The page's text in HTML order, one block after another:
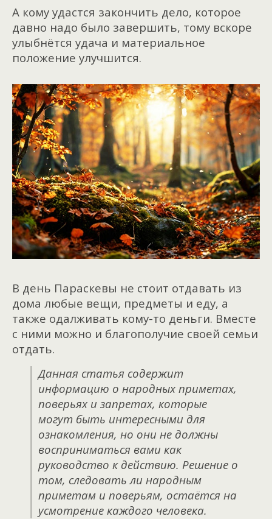
А кому удастся закончить дело, которое
давно надо было завершить, тому вскоре
улыбнётся удача и материальное
положение улучшится.
В день Параскевы не стоит отдавать из
дома любые вещи, предметы и еду, а
также одалживать кому-то деньги. Вместе
с ними можно и благополучие своей семьи
отдать.
Данная статья содержит
информацию о народных приметах,
поверьях и запретах, которые
могут быть интересными для
ознакомления, но они не должны
восприниматься вами как
руководство к действию. Решение о
том, следовать ли народным
приметам и поверьям, остаётся на
усмотрение каждого человека.